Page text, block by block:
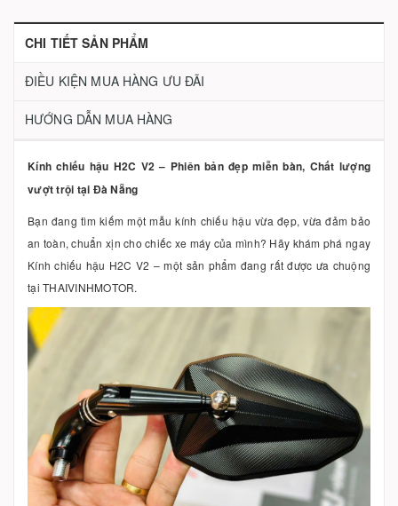
CHI TIẾT SẢN PHẨM
ĐIỀU KIỆN MUA HÀNG ƯU ĐÃI
HƯỚNG DẪN MUA HÀNG
Kính chiếu hậu H2C V2 – Phiên bản đẹp miễn bàn, Chất lượng
vượt trội tại Đà Nẵng
Bạn đang tìm kiếm một mẫu kính chiếu hậu vừa đẹp, vừa đảm bảo
an toàn, chuẩn xịn cho chiếc xe máy của mình? Hãy khám phá ngay
Kính chiếu hậu H2C V2 – một sản phẩm đang rất được ưa chuộng
tại THAIVINHMOTOR.